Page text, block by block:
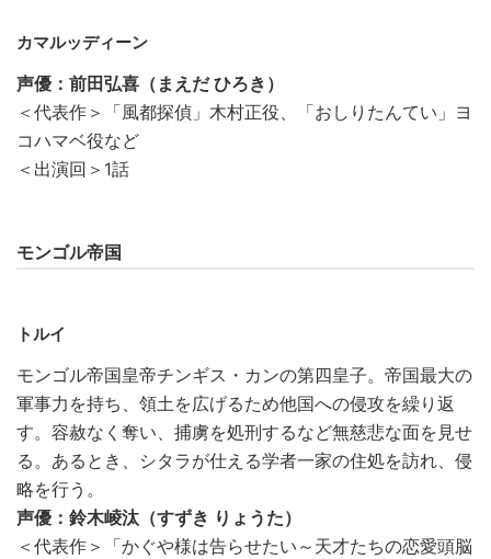
カマルッディーン
声優：前田弘喜（まえだ ひろき）
＜代表作＞「風都探偵」木村正役、「おしりたんてい」ヨ
コハマベ役など
＜出演回＞1話
モンゴル帝国
トルイ
モンゴル帝国皇帝チンギス・カンの第四皇子。帝国最大の
軍事力を持ち、領土を広げるため他国への侵攻を繰り返
す。容赦なく奪い、捕虜を処刑するなど無慈悲な面を見せ
る。あるとき、シタラが仕える学者一家の住処を訪れ、侵
略を行う。
声優：鈴木崚汰（すずき りょうた）
＜代表作＞「かぐや様は告らせたい～天才たちの恋愛頭脳